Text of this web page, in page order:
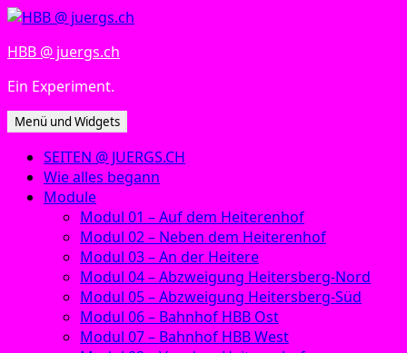
Zum
springen
HBB @ juergs.ch
Ein Experiment.
Menü und Widgets
SEITEN @ JUERGS.CH
Wie alles begann
Module
Modul 01 – Auf dem Heiterenhof
Modul 02 – Neben dem Heiterenhof
Modul 03 – An der Heitere
Modul 04 – Abzweigung Heitersberg-Nord
Modul 05 – Abzweigung Heitersberg-Süd
Modul 06 – Bahnhof HBB Ost
Modul 07 – Bahnhof HBB West